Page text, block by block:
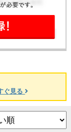
ぐ見る